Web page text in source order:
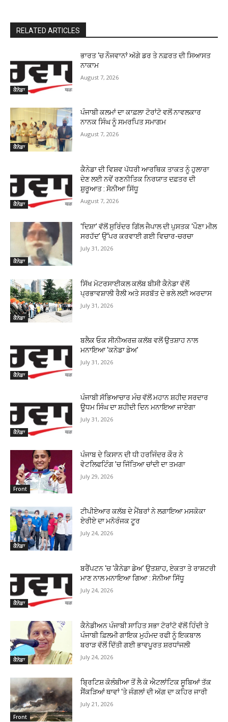
RELATED ARTICLES
ਕੈਨੇਡਾ
ਭਾਰਤ ‘ਚ ਨੌਜਵਾਨਾਂ ਅੱਗੇ ਡਰ ਤੇ ਨਫ਼ਰਤ ਦੀ ਸਿਆਸਤ
ਨਾਕਾਮ
August 7, 2026
ਕੈਨੇਡਾ
ਪੰਜਾਬੀ ਕਲਮਾਂ ਦਾ ਕਾਫ਼ਲਾ ਟੋਰਾਂਟੋ ਵਲੋਂ ਨਾਵਲਕਾਰ
ਨਾਨਕ ਸਿੰਘ ਨੂੰ ਸਮਰਪਿਤ ਸਮਾਗਮ
August 7, 2026
ਕੈਨੇਡਾ
ਕੈਨੇਡਾ ਦੀ ਵਿਸ਼ਵ ਪੱਧਰੀ ਆਰਥਿਕ ਤਾਕਤ ਨੂੰ ਹੁਲਾਰਾ
ਦੇਣ ਲਈ ਨਵੇਂ ਰਣਨੀਤਿਕ ਨਿਰਯਾਤ ਦਫ਼ਤਰ ਦੀ
ਸ਼ੁਰੂਆਤ : ਸੋਨੀਆ ਸਿੱਧੂ
August 7, 2026
ਕੈਨੇਡਾ
‘ਦਿਸ਼ਾ’ ਵੱਲੋਂ ਸੁਰਿੰਦਰ ਗਿੱਲ ਜੈਪਾਲ ਦੀ ਪੁਸਤਕ ‘ਪੌਣਾ ਮੀਲ
ਸਰਹੱਦ’ ਉੱਪਰ ਕਰਵਾਈ ਗਈ ਵਿਚਾਰ-ਚਰਚਾ
July 31, 2026
ਕੈਨੇਡਾ
ਸਿੱਖ ਮੋਟਰਸਾਈਕਲ ਕਲੱਬ ਬੀਸੀ ਕੈਨੇਡਾ ਵੱਲੋਂ
ਪ੍ਰਭਾਵਸ਼ਾਲੀ ਰੈਲੀ ਅਤੇ ਸਰਬੱਤ ਦੇ ਭਲੇ ਲਈ ਅਰਦਾਸ
July 31, 2026
ਕੈਨੇਡਾ
ਬਲੈਕ ਓਕ ਸੀਨੀਅਰਜ਼ ਕਲੱਬ ਵਲੋਂ ਉਤਸ਼ਾਹ ਨਾਲ
ਮਨਾਇਆ ‘ਕਨੇਡਾ ਡੇਅ’
July 31, 2026
ਕੈਨੇਡਾ
ਪੰਜਾਬੀ ਸੱਭਿਆਚਾਰ ਮੰਚ ਵੱਲੋਂ ਮਹਾਨ ਸ਼ਹੀਦ ਸਰਦਾਰ
ਊਧਮ ਸਿੰਘ ਦਾ ਸ਼ਹੀਦੀ ਦਿਨ ਮਨਾਇਆ ਜਾਏਗਾ
July 31, 2026
Front
ਪੰਜਾਬ ਦੇ ਕਿਸਾਨ ਦੀ ਧੀ ਹਰਜਿੰਦਰ ਕੌਰ ਨੇ
ਵੇਟਲਿਫਟਿੰਗ ’ਚ ਜਿੱਤਿਆ ਚਾਂਦੀ ਦਾ ਤਮਗਾ
July 29, 2026
ਕੈਨੇਡਾ
ਟੀਪੀਏਆਰ ਕਲੱਬ ਦੇ ਮੈਂਬਰਾਂ ਨੇ ਲਗਾਇਆ ਮਸਕੋਕਾ
ਏਰੀਏ ਦਾ ਮਨੋਰੰਜਕ ਟੂਰ
July 24, 2026
ਕੈਨੇਡਾ
ਬਰੈਂਪਟਨ ‘ਚ ‘ਕੈਨੇਡਾ ਡੇਅ’ ਉਤਸ਼ਾਹ, ਏਕਤਾ ਤੇ ਰਾਸ਼ਟਰੀ
ਮਾਣ ਨਾਲ ਮਨਾਇਆ ਗਿਆ : ਸੋਨੀਆ ਸਿੱਧੂ
July 24, 2026
ਕੈਨੇਡਾ
ਕੈਨੇਡੀਅਨ ਪੰਜਾਬੀ ਸਾਹਿਤ ਸਭਾ ਟੋਰਾਂਟੋ ਵੱਲੋਂ ਹਿੰਦੀ ਤੇ
ਪੰਜਾਬੀ ਫ਼ਿਲਮੀ ਗਾਇਕ ਮੁਹੰਮਦ ਰਫੀ ਨੂੰ ਇਕਬਾਲ
ਬਰਾੜ ਵੱਲੋਂ ਦਿੱਤੀ ਗਈ ਭਾਵਪੂਰਤ ਸ਼ਰਧਾਂਜਲੀ
July 24, 2026
Front
ਬ੍ਰਿਟਿਸ਼ ਕੋਲੰਬੀਆ ਤੋਂ ਲੈ ਕੇ ਐਟਲਾਂਟਿਕ ਸੂਬਿਆਂ ਤੱਕ
ਸੈਂਕੜਿਆਂ ਥਾਵਾਂ ‘ਤੇ ਜੰਗਲਾਂ ਦੀ ਅੱਗ ਦਾ ਕਹਿਰ ਜਾਰੀ
July 21, 2026